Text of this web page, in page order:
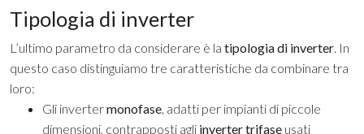
Tipologia di inverter
L’ultimo parametro da considerare è la tipologia di inverter . In
questo caso distinguiamo tre caratteristiche da combinare tra
loro:
Gli invertermonofase , adatti per impianti di piccole
dimensioni, contrapposti agli inverter trifase usati